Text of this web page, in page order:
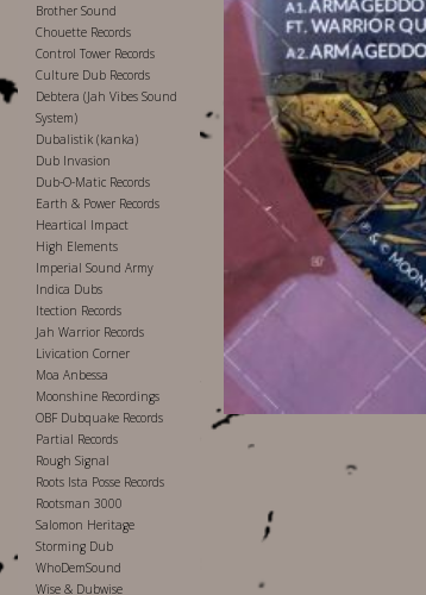
Brother Sound
Chouette Records
Control Tower Records
Culture Dub Records
Debtera (Jah Vibes Sound
System)
Dubalistik (kanka)
Dub Invasion
Dub-O-Matic Records
Earth & Power Records
Heartical Impact
High Elements
Imperial Sound Army
Indica Dubs
Itection Records
Jah Warrior Records
Livication Corner
Moa Anbessa
Moonshine Recordings
OBF Dubquake Records
Partial Records
Rough Signal
Roots Ista Posse Records
Rootsman 3000
Salomon Heritage
Storming Dub
WhoDemSound
Wise & Dubwise